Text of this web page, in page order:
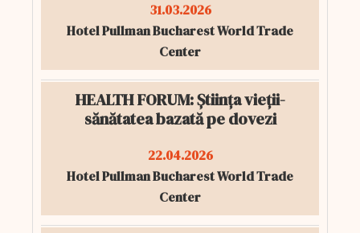
31.03.2026
Hotel Pullman Bucharest World Trade
Center
HEALTH FORUM: Știința vieții-
sănătatea bazată pe dovezi
22.04.2026
Hotel Pullman Bucharest World Trade
Center